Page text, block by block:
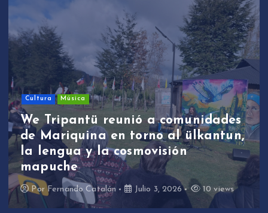
Cultura Música
We Tripantü reunió a comunidades
de Mariquina en torno al ülkantun,
la lengua y la cosmovisión
mapuche
Por Fernando Catalán Julio 3, 2026 10 views